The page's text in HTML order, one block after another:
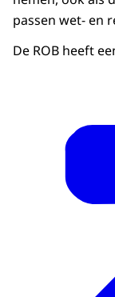
passen wet- en
De ROB heeft